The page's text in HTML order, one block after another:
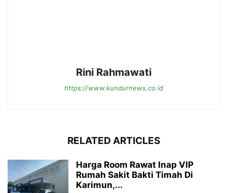
Rini Rahmawati
https://www.kundurnews.co.id
RELATED ARTICLES
Harga Room Rawat Inap VIP
Rumah Sakit Bakti Timah Di
Karimun,...